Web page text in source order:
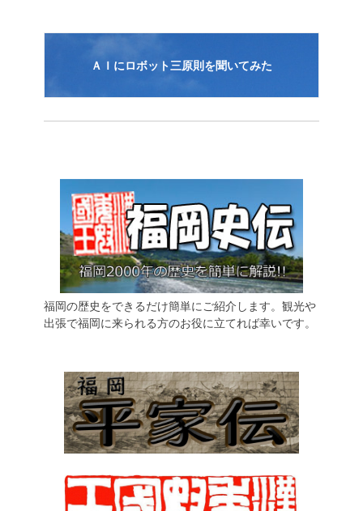
ＡＩにロボット三原則を聞いてみた
福岡の歴史をできるだけ簡単にご紹介します。観光や
出張で福岡に来られる方のお役に立てれば幸いです。